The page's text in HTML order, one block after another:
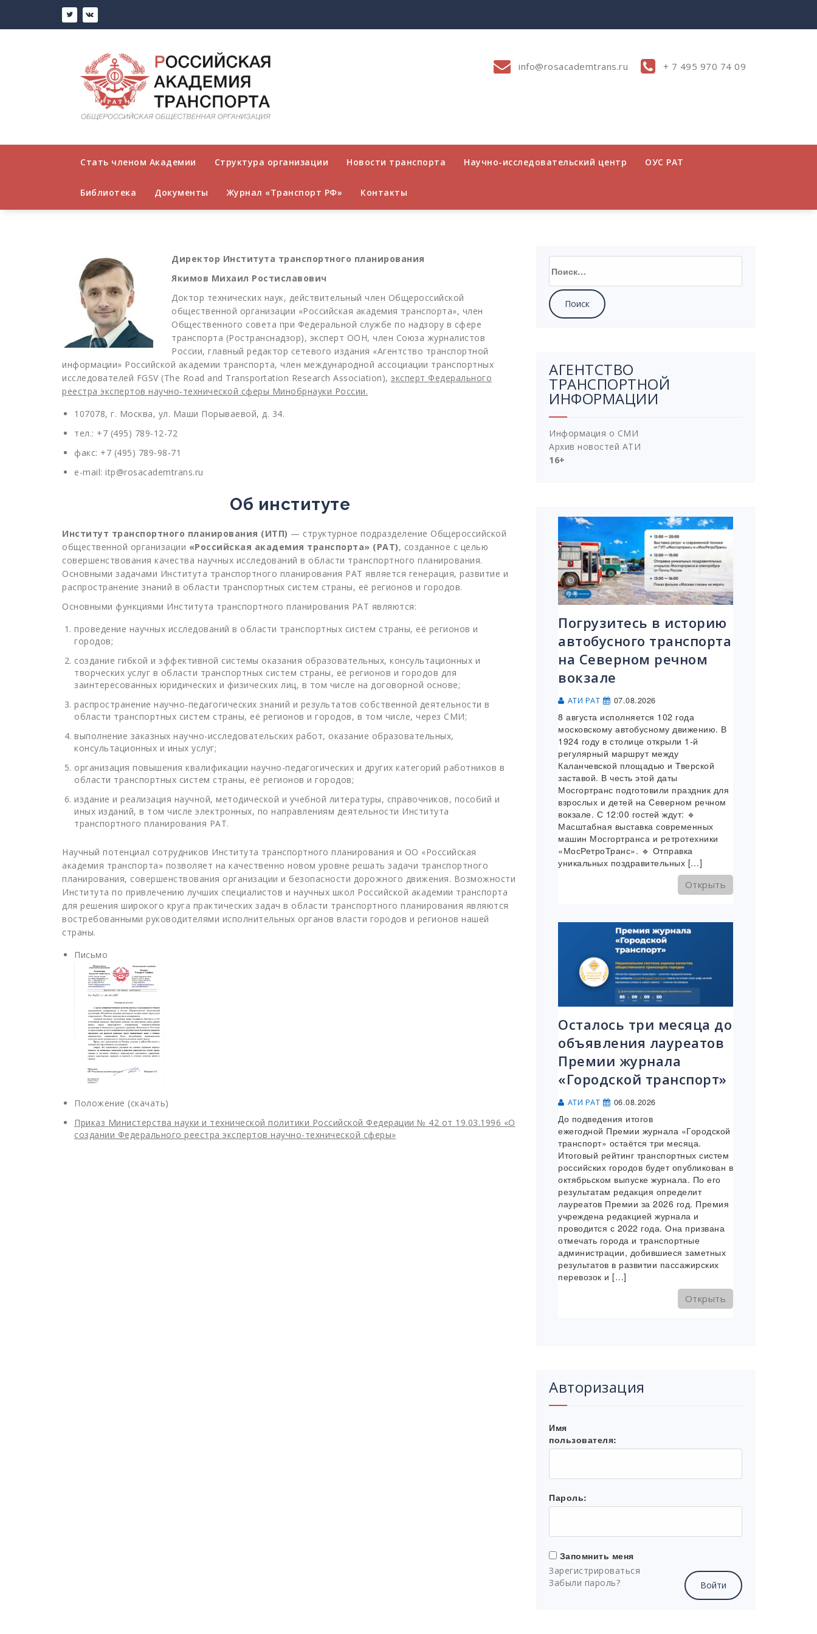
содержимому
info@rosacademtrans.ru + 7 495 970 74 09
Стать членом Академии Структура организации Новости транспорта Научно-исследовательский центр ОУС РАТ
Библиотека Документы Журнал «Транспорт РФ» Контакты
Директор Института транспортного планирования
Якимов Михаил Ростиславович
Доктор технических наук, действительный член Общероссийской
общественной организации «Российская академия транспорта», член
Общественного совета при Федеральной службе по надзору в сфере
транспорта (Ространснадзор), эксперт ООН, член Союза журналистов
России, главный редактор сетевого издания «Агентство транспортной
информации» Российской академии транспорта, член международной ассоциации транспортных
исследователей FGSV (The Road and Transportation Research Association), эксперт Федерального
реестра экспертов научно-технической сферы Минобрнауки России.
107078, г. Москва, ул. Маши Порываевой, д. 34.
тел.: +7 (495) 789-12-72
факс: +7 (495) 789-98-71
e-mail: itp@rosacademtrans.ru
Об институте
Институт транспортного планирования (ИТП) — структурное подразделение Общероссийской
общественной организации «Российская академия транспорта» (РАТ), созданное с целью
совершенствования качества научных исследований в области транспортного планирования.
Основными задачами Института транспортного планирования РАТ является генерация, развитие и
распространение знаний в области транспортных систем страны, её регионов и городов.
Основными функциями Института транспортного планирования РАТ являются:
проведение научных исследований в области транспортных систем страны, её регионов и
городов;
создание гибкой и эффективной системы оказания образовательных, консультационных и
творческих услуг в области транспортных систем страны, её регионов и городов для
заинтересованных юридических и физических лиц, в том числе на договорной основе;
распространение научно-педагогических знаний и результатов собственной деятельности в
области транспортных систем страны, её регионов и городов, в том числе, через СМИ;
выполнение заказных научно-исследовательских работ, оказание образовательных,
консультационных и иных услуг;
организация повышения квалификации научно-педагогических и других категорий работников в
области транспортных систем страны, её регионов и городов;
издание и реализация научной, методической и учебной литературы, справочников, пособий и
иных изданий, в том числе электронных, по направлениям деятельности Института
транспортного планирования РАТ.
Научный потенциал сотрудников Института транспортного планирования и ОО «Российская
академия транспорта» позволяет на качественно новом уровне решать задачи транспортного
планирования, совершенствования организации и безопасности дорожного движения. Возможности
Института по привлечению лучших специалистов и научных школ Российской академии транспорта
для решения широкого круга практических задач в области транспортного планирования являются
востребованными руководителями исполнительных органов власти городов и регионов нашей
страны.
Письмо
Положение (скачать)
Приказ Министерства науки и технической политики Российской Федерации № 42 от 19.03.1996 «О
создании Федерального реестра экспертов научно-технической сферы»
АГЕНТСТВО
ТРАНСПОРТНОЙ
ИНФОРМАЦИИ
Информация о СМИ
Архив новостей АТИ
16+
Погрузитесь в историю
автобусного транспорта
на Северном речном
вокзале
АТИ РАТ 07.08.2026
8 августа исполняется 102 года
московскому автобусному движению. В
1924 году в столице открыли 1-й
регулярный маршрут между
Каланчевской площадью и Тверской
заставой. В честь этой даты
Мосгортранс подготовили праздник для
взрослых и детей на Северном речном
вокзале. С 12:00 гостей ждут: 🔹
Масштабная выставка современных
машин Мосгортранса и ретротехники
«МосРетроТранс». 🔹 Отправка
уникальных поздравительных […]
Открыть
Осталось три месяца до
объявления лауреатов
Премии журнала
«Городской транспорт»
АТИ РАТ 06.08.2026
До подведения итогов
ежегодной Премии журнала «Городской
транспорт» остаётся три месяца.
Итоговый рейтинг транспортных систем
российских городов будет опубликован в
октябрьском выпуске журнала. По его
результатам редакция определит
лауреатов Премии за 2026 год. Премия
учреждена редакцией журнала и
проводится с 2022 года. Она призвана
отмечать города и транспортные
администрации, добившиеся заметных
результатов в развитии пассажирских
перевозок и […]
Открыть
Авторизация
Имя
пользователя:
Пароль:
Запомнить меня
Войти
Зарегистрироваться
Забыли пароль?